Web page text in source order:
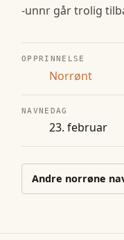
-unnr går trolig
OPPRINNELSE
Norrønt
NAVNEDAG
23. februar
Andre norrøne